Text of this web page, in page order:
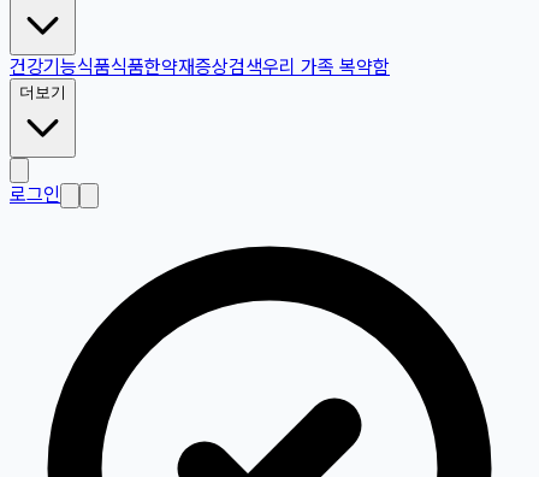
건강기능식품식품한약재증상검색우리 가족 복약함
더보기
로그인